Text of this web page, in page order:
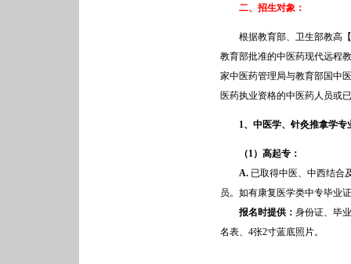
二、招生对象：
根据教育部、卫生部教高【
教育部批准的中医药现代远程
家中医药管理局与教育部国中
医药执业资格的中医药人员或
1、中医学、针灸推拿学专
（1）高起专：
A. 已取得中医、中西结合
员。如有康复医学类中专毕业
报名时提供： 身份证、毕
名表、4张2寸蓝底照片。